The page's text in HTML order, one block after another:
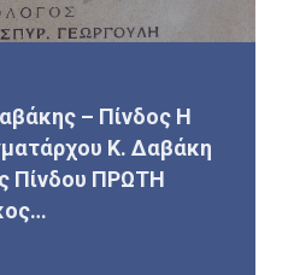
– Πίνδος Η
Κ. Δαβάκη
Πίνδου ΠΡΩΤΗ